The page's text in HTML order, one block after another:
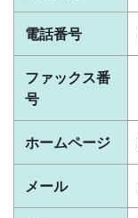
電話番号
ファックス番
号
ホームページ
メール